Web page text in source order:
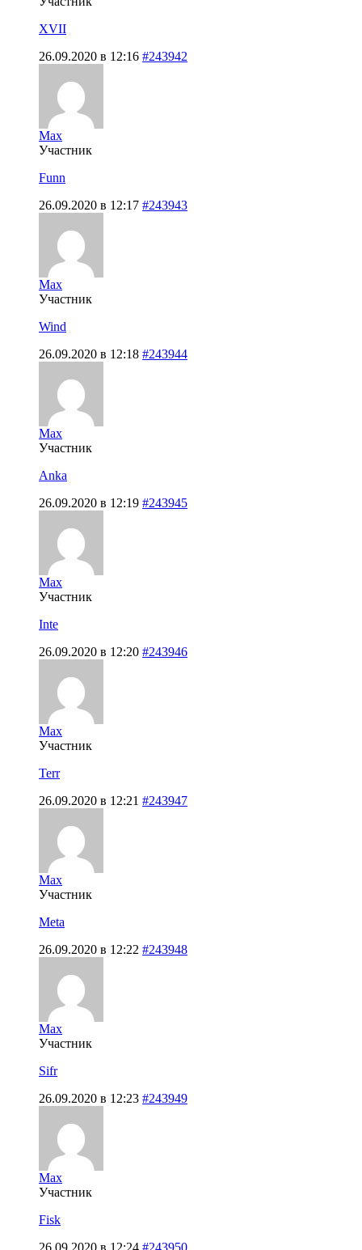
XVII
26.09.2020 в 12:16 #243942
Max
Участник
Funn
26.09.2020 в 12:17 #243943
Max
Участник
Wind
26.09.2020 в 12:18 #243944
Max
Участник
Anka
26.09.2020 в 12:19 #243945
Max
Участник
Inte
26.09.2020 в 12:20 #243946
Max
Участник
Terr
26.09.2020 в 12:21 #243947
Max
Участник
Meta
26.09.2020 в 12:22 #243948
Max
Участник
Sifr
26.09.2020 в 12:23 #243949
Max
Участник
Fisk
26.09.2020 в 12:24 #243950